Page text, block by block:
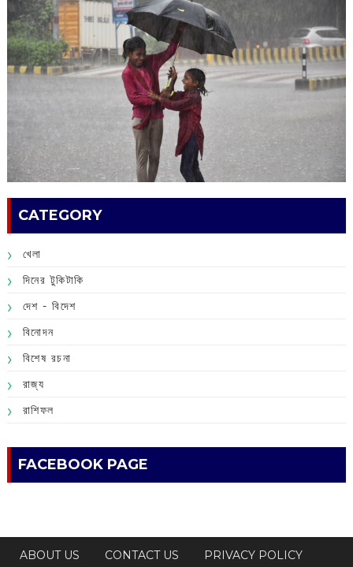
CATEGORY
খেলা
দিনের টুকিটাকি
দেশ - বিদেশ
বিনোদন
বিশেষ রচনা
রাজ্য
রাশিফল
FACEBOOK PAGE
ABOUT US CONTACT US PRIVACY POLICY